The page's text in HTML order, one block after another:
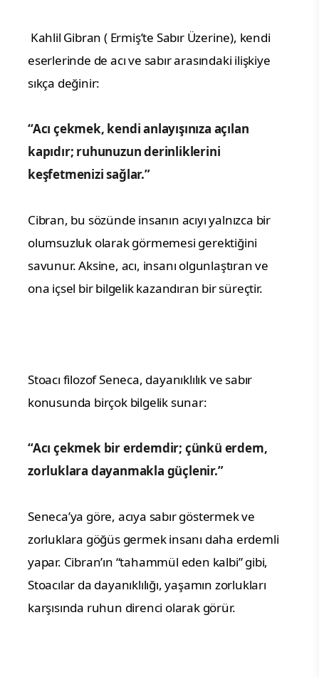
Kahlil Gibran ( Ermiş’te Sabır Üzerine), kendi
eserlerinde de acı ve sabır arasındaki ilişkiye
sıkça değinir:
“Acı çekmek, kendi anlayışınıza açılan
kapıdır; ruhunuzun derinliklerini
keşfetmenizi sağlar.”
Cibran, bu sözünde insanın acıyı yalnızca bir
olumsuzluk olarak görmemesi gerektiğini
savunur. Aksine, acı, insanı olgunlaştıran ve
ona içsel bir bilgelik kazandıran bir süreçtir.
Stoacı filozof Seneca, dayanıklılık ve sabır
konusunda birçok bilgelik sunar:
“Acı çekmek bir erdemdir; çünkü erdem,
zorluklara dayanmakla güçlenir.”
Seneca’ya göre, acıya sabır göstermek ve
zorluklara göğüs germek insanı daha erdemli
yapar. Cibran’ın “tahammül eden kalbi” gibi,
Stoacılar da dayanıklılığı, yaşamın zorlukları
karşısında ruhun direnci olarak görür.